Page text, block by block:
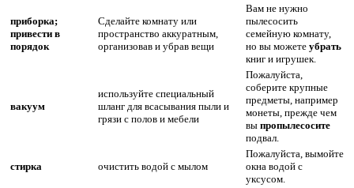
приборка;
привести в
порядок
Сделайте комнату или
пространство аккуратным,
организовав и убрав вещи
Вам не нужно
пылесосить
семейную комнату,
но вы можете убрать
книг и игрушек.
вакуум
используйте специальный
шланг для всасывания пыли и
грязи с полов и мебели
Пожалуйста,
соберите крупные
предметы, например
монеты, прежде чем
вы пропылесосите
подвал.
стирка очистить водой с мылом
Пожалуйста, вымойте
окна водой с
уксусом.